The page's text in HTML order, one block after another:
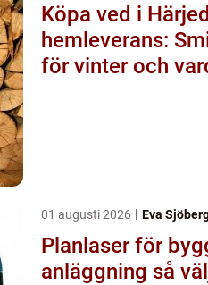
Köpa ved i
hemleverans:
för vinter och
01 augusti 2026 Eva
Planlaser för